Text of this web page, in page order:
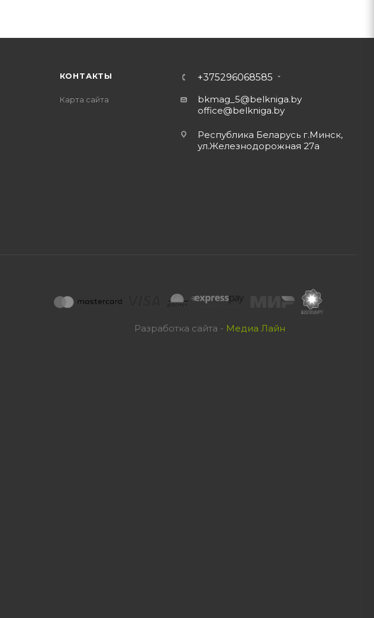
КОНТАКТЫ
Карта сайта
+375296068585
bkmag_5@belkniga.by
office@belkniga.by
Республика Беларусь г.Минск,
ул.Железнодорожная 27а
Разработка сайта - Медиа Лайн